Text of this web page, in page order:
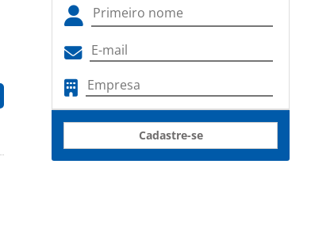
Cadastre-se